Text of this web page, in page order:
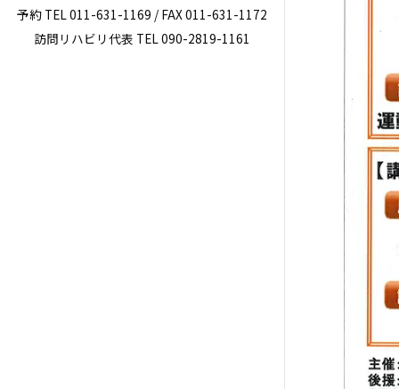
予約 TEL 011-631-1169 / FAX 011-631-1172
訪問リハビリ代表 TEL 090-2819-1161